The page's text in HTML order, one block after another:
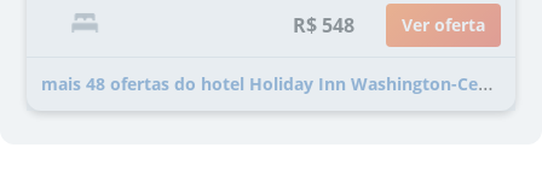
R$ 548 Ver oferta
mais 48 ofertas do hotel Holiday Inn Washington-Central/White House By IHG